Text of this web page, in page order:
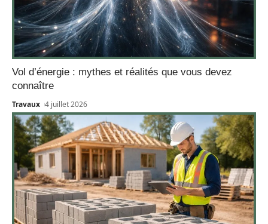
Vol d’énergie : mythes et réalités que vous devez
connaître
Travaux 4 juillet 2026